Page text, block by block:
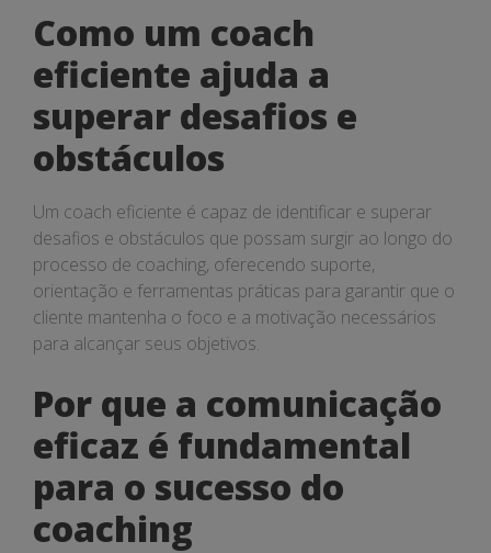
Como um coach
eficiente ajuda a
superar desafios e
obstáculos
Um coach eficiente é capaz de identificar e superar
desafios e obstáculos que possam surgir ao longo do
processo de coaching, oferecendo suporte,
orientação e ferramentas práticas para garantir que o
cliente mantenha o foco e a motivação necessários
para alcançar seus objetivos.
Por que a comunicação
eficaz é fundamental
para o sucesso do
coaching